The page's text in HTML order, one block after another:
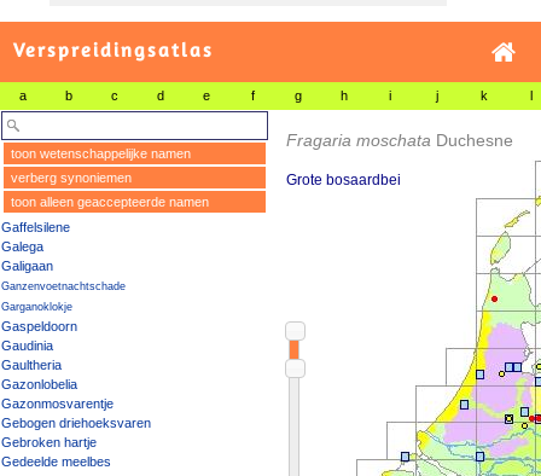
Verspreidingsatlas
a b c d e f g h i j k l
toon wetenschappelijke namen
verberg synoniemen
toon alleen geaccepteerde namen
Gaffelsilene
Galega
Galigaan
Ganzenvoetnachtschade
Garganoklokje
Gaspeldoorn
Gaudinia
Gaultheria
Gazonlobelia
Gazonmosvarentje
Gebogen driehoeksvaren
Gebroken hartje
Gedeelde meelbes
Fragaria moschata Duchesne
Grote bosaardbei